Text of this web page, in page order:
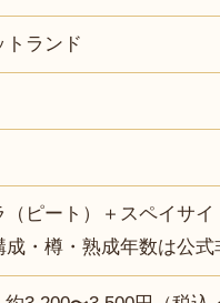
トランド
（ピート）＋スペイサイ
成・樽・熟成年数は公式